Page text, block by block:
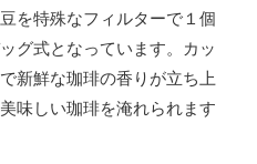
を特殊なフィルターで１個
グ式となっています。カッ
新鮮な珈琲の香りが立ち上
味しい珈琲を淹れられます